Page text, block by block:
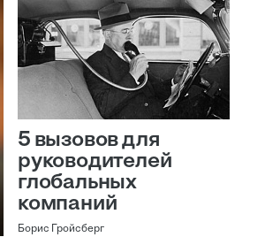
5 вызовов для
руководителей
глобальных
компаний
Борис Гройсберг